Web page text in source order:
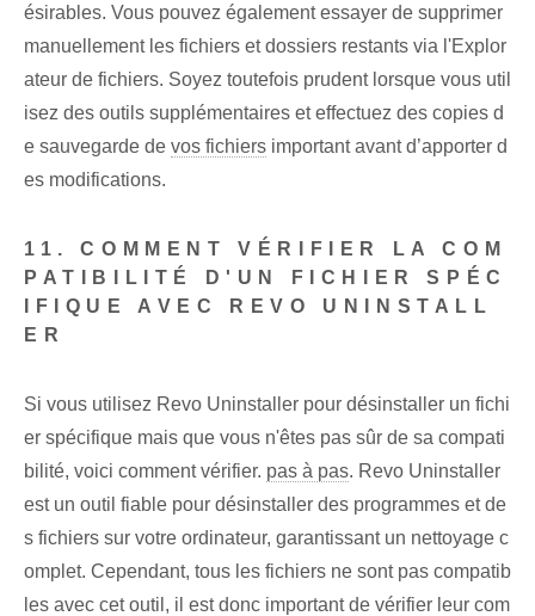
ésirables. Vous pouvez également essayer de supprimer
manuellement les fichiers et dossiers restants via l'Explor
ateur de fichiers. Soyez toutefois prudent lorsque vous util
isez des outils supplémentaires et effectuez des copies d
e sauvegarde de vos fichiers important avant d’apporter d
es modifications.
11. COMMENT VÉRIFIER LA COM
PATIBILITÉ D'UN FICHIER SPÉC
IFIQUE AVEC REVO UNINSTALL
ER
Si vous utilisez Revo Uninstaller pour désinstaller un fichi
er spécifique mais que vous n'êtes pas sûr de sa compati
bilité, voici comment vérifier. pas à pas. Revo Uninstaller
est un outil fiable pour désinstaller des programmes et de
s fichiers sur votre ordinateur, garantissant un nettoyage c
omplet. Cependant, tous les fichiers ne sont pas compatib
les avec cet outil, il est donc important de vérifier leur com